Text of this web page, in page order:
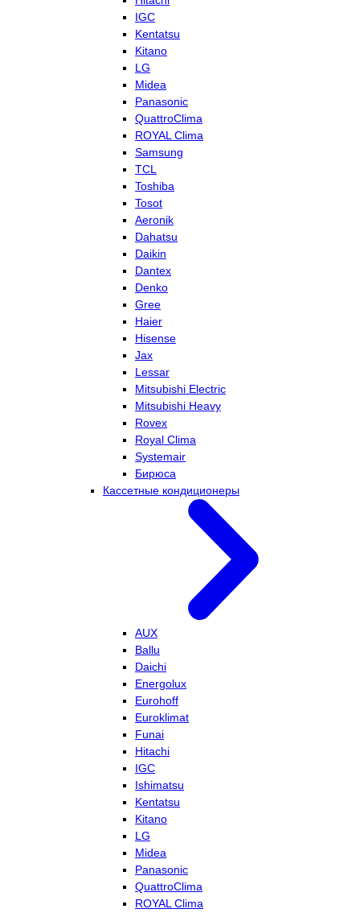
IGC
Kentatsu
Kitano
LG
Midea
Panasonic
QuattroClima
ROYAL Clima
Samsung
TCL
Toshiba
Tosot
Aeronik
Dahatsu
Daikin
Dantex
Denko
Gree
Haier
Hisense
Jax
Lessar
Mitsubishi Electric
Mitsubishi Heavy
Rovex
Royal Clima
Systemair
Бирюса
Кассетные кондиционеры
AUX
Ballu
Daichi
Energolux
Eurohoff
Euroklimat
Funai
Hitachi
IGC
Ishimatsu
Kentatsu
Kitano
LG
Midea
Panasonic
QuattroClima
ROYAL Clima